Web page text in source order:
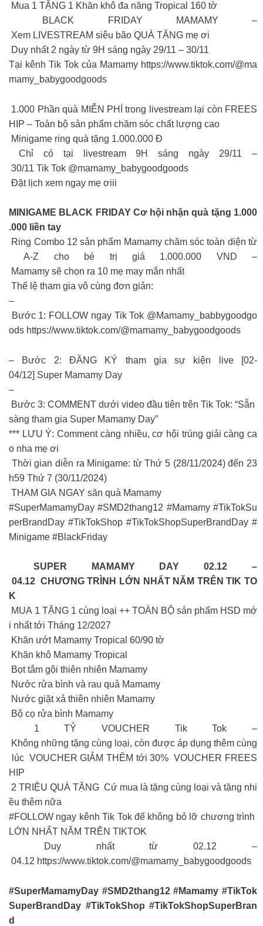
Mua 1 TẶNG 1 Khăn khô đa năng Tropical 160 tờ
BLACK FRIDAY MAMAMY –
Xem LIVESTREAM siêu bão QUÀ TẶNG mẹ ơi
Duy nhất 2 ngày từ 9H sáng ngày 29/11 – 30/11
Tại kênh Tik Tok của Mamamy https://www.tiktok.com/@ma
mamy_babygoodgoods
1.000 Phần quà MIỄN PHÍ trong livestream lại còn FREES
HIP – Toàn bộ sản phẩm chăm sóc chất lượng cao
Minigame ring quà tặng 1.000.000 Đ
Chỉ có tại livestream 9H sáng ngày 29/11 –
30/11 Tik Tok @mamamy_babygoodgoods
Đặt lịch xem ngay mẹ ơiii
MINIGAME BLACK FRIDAY Cơ hội nhận quà tặng 1.000
.000 liền tay
Ring Combo 12 sản phẩm Mamamy chăm sóc toàn diện từ
A-Z cho bé trị giá 1.000.000 VND –
Mamamy sẽ chọn ra 10 mẹ may mắn nhất
Thể lệ tham gia vô cùng đơn giản:
–
Bước 1: FOLLOW ngay Tik Tok @Mamamy_babbygoodgo
ods https://www.tiktok.com/@mamamy_babygoodgoods
– Bước 2: ĐĂNG KÝ tham gia sự kiện live [02-
04/12] Super Mamamy Day
–
Bước 3: COMMENT dưới video đầu tiên trên Tik Tok: “Sẵn
sàng tham gia Super Mamamy Day”
*** LƯU Ý: Comment càng nhiều, cơ hội trúng giải càng ca
o nha mẹ ơi
Thời gian diễn ra Minigame: từ Thứ 5 (28/11/2024) đến 23
h59 Thứ 7 (30/11/2024)
THAM GIA NGAY săn quà Mamamy
#SuperMamamyDay #SMD2thang12 #Mamamy #TikTokSu
perBrandDay #TikTokShop #TikTokShopSuperBrandDay #
Minigame #BlackFriday
SUPER MAMAMY DAY 02.12 –
04.12 CHƯƠNG TRÌNH LỚN NHẤT NĂM TRÊN TIK TO
K
MUA 1 TẶNG 1 cùng loại ++ TOÀN BỘ sản phẩm HSD mớ
i nhất tới Tháng 12/2027
Khăn ướt Mamamy Tropical 60/90 tờ
Khăn khô Mamamy Tropical
Bọt tắm gội thiên nhiên Mamamy
Nước rửa bình và rau quả Mamamy
Nước giặt xả thiên nhiên Mamamy
Bộ cọ rửa bình Mamamy
1 TỶ VOUCHER Tik Tok –
Không những tặng cùng loại, còn được áp dụng thêm cùng
lúc VOUCHER GIẢM THÊM tới 30% VOUCHER FREES
HIP
2 TRIỆU QUÀ TẶNG Cứ mua là tặng cùng loại và tặng nhi
ều thêm nữa
#FOLLOW ngay kênh Tik Tok để không bỏ lỡ chương trình
LỚN NHẤT NĂM TRÊN TIKTOK
Duy nhất từ 02.12 –
04.12 https://www.tiktok.com/@mamamy_babygoodgoods
#SuperMamamyDay #SMD2thang12 #Mamamy #TikTok
SuperBrandDay #TikTokShop #TikTokShopSuperBran
d